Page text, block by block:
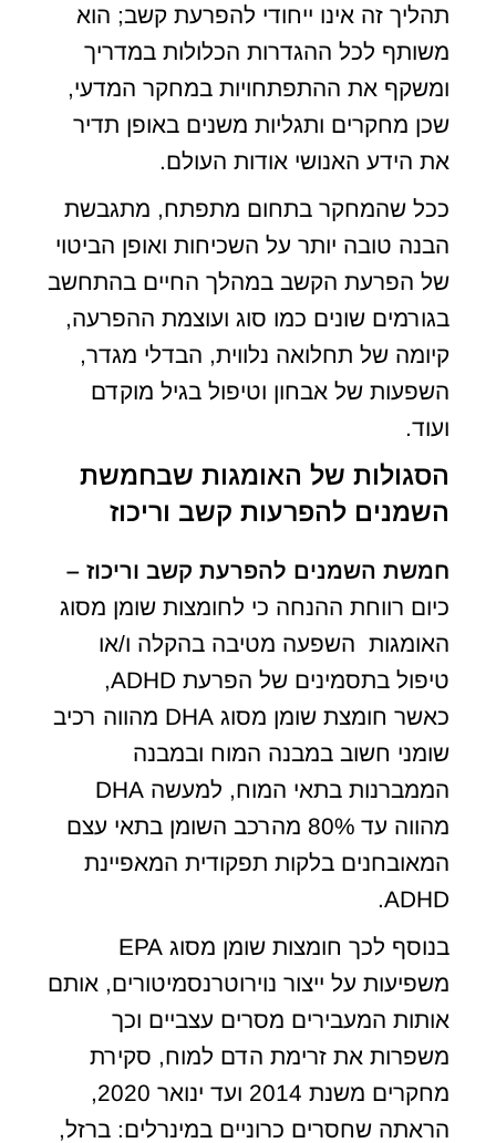
תהליך זה אינו ייחודי להפרעת קשב; הוא
משותף לכל ההגדרות הכלולות במדריך
ומשקף את ההתפתחויות במחקר המדעי,
שכן מחקרים ותגליות משנים באופן תדיר
את הידע האנושי אודות העולם.
ככל שהמחקר בתחום מתפתח, מתגבשת
הבנה טובה יותר על השכיחות ואופן הביטוי
של הפרעת הקשב במהלך החיים בהתחשב
בגורמים שונים כמו סוג ועוצמת ההפרעה,
קיומה של תחלואה נלווית, הבדלי מגדר,
השפעות של אבחון וטיפול בגיל מוקדם
ועוד.
הסגולות של האומגות שבחמשת
השמנים להפרעות קשב וריכוז
חמשת השמנים להפרעת קשב וריכוז –
כיום רווחת ההנחה כי לחומצות שומן מסוג
האומגות השפעה מטיבה בהקלה ו/או
טיפול בתסמינים של הפרעת ADHD,
כאשר חומצת שומן מסוג DHA מהווה רכיב
שומני חשוב במבנה המוח ובמבנה
הממברנות בתאי המוח, למעשה DHA
מהווה עד 80% מהרכב השומן בתאי עצם
המאובחנים בלקות תפקודית המאפיינת
ADHD.
בנוסף לכך חומצות שומן מסוג EPA
משפיעות על ייצור נוירוטרנסמיטורים, אותם
אותות המעבירים מסרים עצביים וכך
משפרות את זרימת הדם למוח, סקירת
מחקרים משנת 2014 ועד ינואר 2020,
הראתה שחסרים כרוניים במינרלים: ברזל,